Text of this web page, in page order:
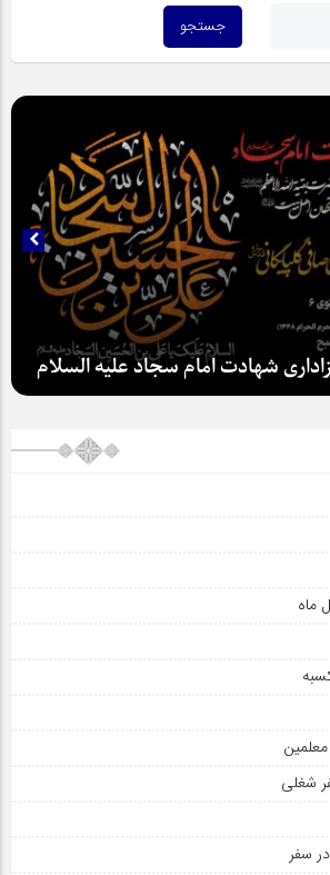
شهادت امام سجاد علیه السلام
ماه
شغلی
سفر